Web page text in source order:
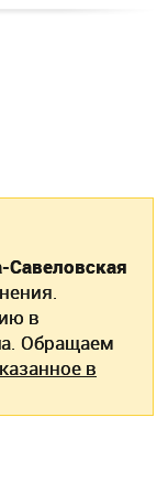
в
Обращаем
в